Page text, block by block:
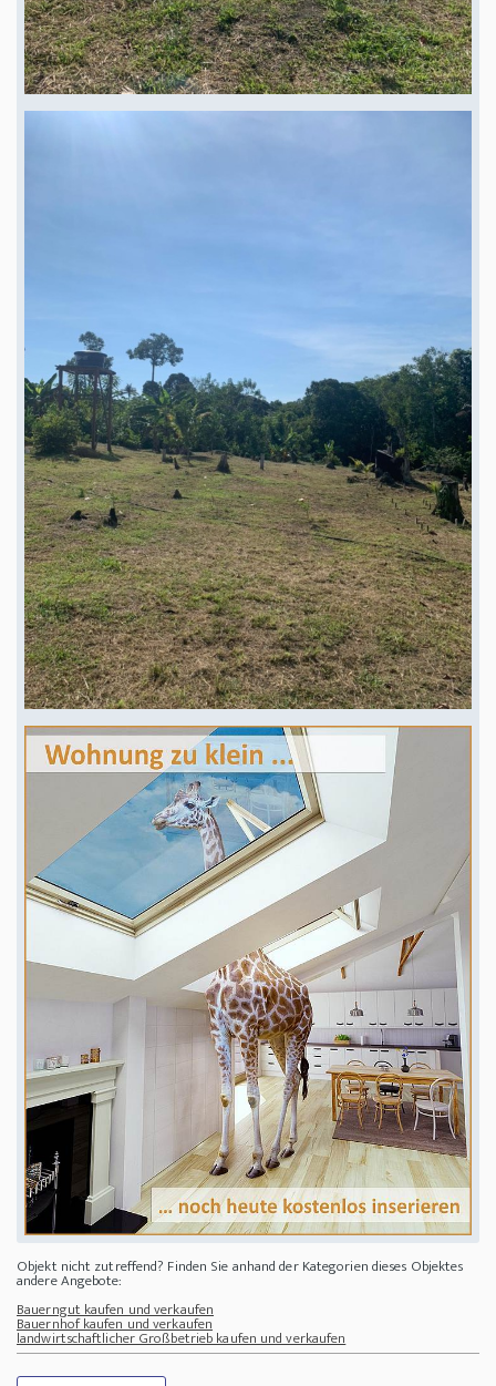
Objekt nicht zutreffend? Finden Sie anhand der Kategorien dieses Objektes
andere Angebote:
Bauerngut kaufen und verkaufen
Bauernhof kaufen und verkaufen
landwirtschaftlicher Großbetrieb kaufen und verkaufen